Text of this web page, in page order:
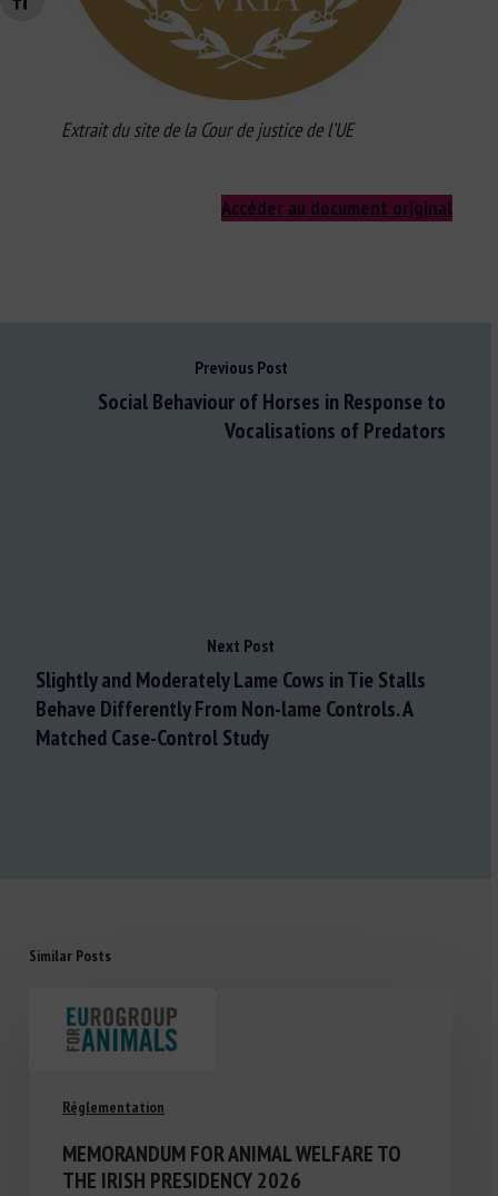
Extrait du site de la Cour de justice de l’UE
Accéder au document original
Previous Post
Social Behaviour of Horses in Response to
Vocalisations of Predators
Next Post
Slightly and Moderately Lame Cows in Tie Stalls
Behave Differently From Non-lame Controls. A
Matched Case-Control Study
Similar Posts
Réglementation
MEMORANDUM FOR ANIMAL WELFARE TO
THE IRISH PRESIDENCY 2026